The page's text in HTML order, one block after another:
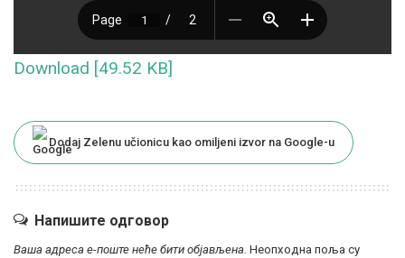
Download [49.52 KB]
Dodaj Zelenu učionicu kao omiljeni izvor na Google-u
Напишите одговор
Ваша адреса е-поште неће бити објављена. Неопходна поља су